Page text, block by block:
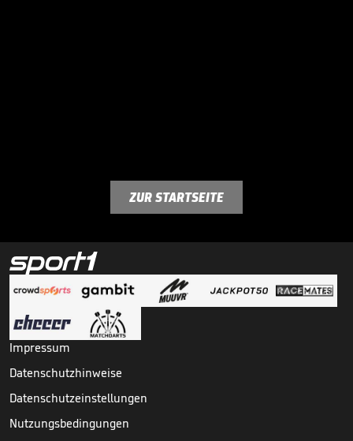
ZUR STARTSEITE
Impressum
Datenschutzhinweise
Datenschutzeinstellungen
Nutzungsbedingungen